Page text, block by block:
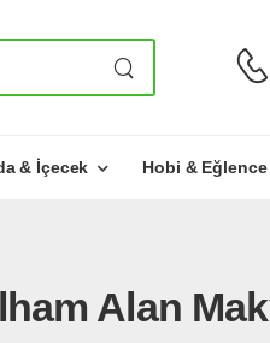
& İçecek Hobi & Eğlence
Alan